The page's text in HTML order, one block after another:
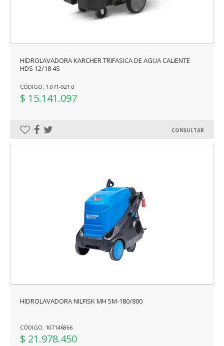
HIDROLAVADORA KARCHER TRIFASICA DE AGUA CALIENTE
HDS 12/18 4S
CÓDIGO: 1.071-921.0
$ 15.141.097
CONSULTAR
HIDROLAVADORA NILFISK MH 5M-180/800
CÓDIGO: 107146866
$ 21.978.450